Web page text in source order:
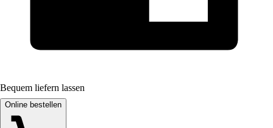
Bequem liefern lassen
Online bestellen